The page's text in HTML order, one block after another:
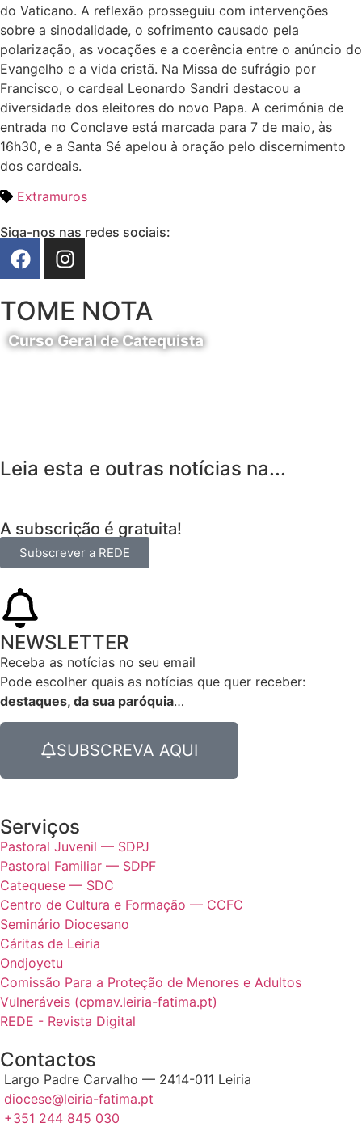
do Vaticano. A reflexão prosseguiu com intervenções
sobre a sinodalidade, o sofrimento causado pela
polarização, as vocações e a coerência entre o anúncio do
Evangelho e a vida cristã. Na Missa de sufrágio por
Francisco, o cardeal Leonardo Sandri destacou a
diversidade dos eleitores do novo Papa. A cerimónia de
entrada no Conclave está marcada para 7 de maio, às
16h30, e a Santa Sé apelou à oração pelo discernimento
dos cardeais.
Extramuros
Siga-nos nas redes sociais:
TOME NOTA
Curso Geral de Catequista
Leia esta e outras notícias na...
A subscrição é gratuita!
Subscrever a REDE
NEWSLETTER
Receba as notícias no seu email​
Pode escolher quais as notícias que quer receber:
destaques, da sua paróquia…
SUBSCREVA AQUI
Serviços
Pastoral Juvenil — SDPJ
Pastoral Familiar — SDPF
Catequese — SDC
Centro de Cultura e Formação — CCFC
Seminário Diocesano
Cáritas de Leiria
Ondjoyetu
Comissão Para a Proteção de Menores e Adultos
Vulneráveis (cpmav.leiria-fatima.pt)
REDE - Revista Digital
Contactos
Largo Padre Carvalho — 2414-011 Leiria
diocese@leiria-fatima.pt
+351 244 845 030